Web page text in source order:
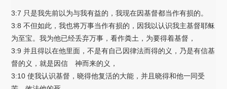
3:7 只是我先前以为与我有益的，我现在因基督都当作有损的。
3:8 不但如此，我也将万事当作有损的，因我以认识我主基督耶稣
为至宝。我为他已经丢弃万事，看作粪土，为要得着基督，
3:9 并且得以在他里面，不是有自己因律法而得的义，乃是有信基
督的义，就是因信 神而来的义，
3:10 使我认识基督，晓得他复活的大能，并且晓得和他一同受